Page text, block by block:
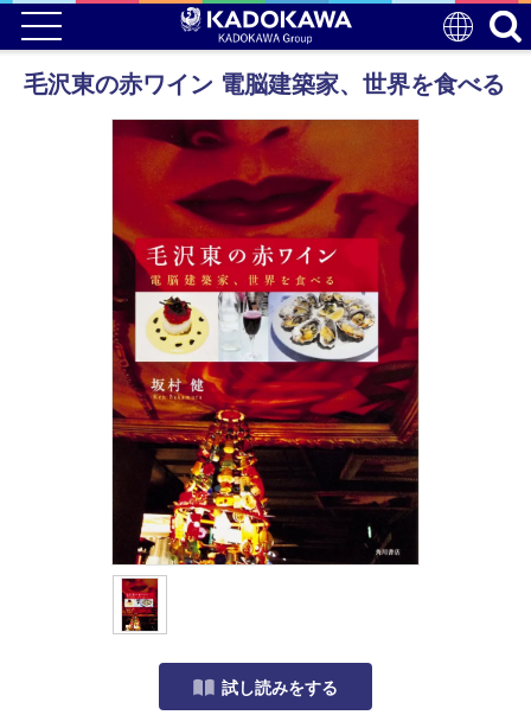
毛沢東の赤ワイン 電脳建築家、世界を食べる
試し読みをする